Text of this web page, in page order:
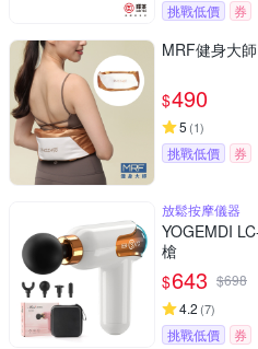
挑戰低價 券
MRF健身大
$490
5 (1)
挑戰低價 券
放鬆按摩儀器
YOGEMDI
槍
$643 $698
4.2 (7)
挑戰低價 券